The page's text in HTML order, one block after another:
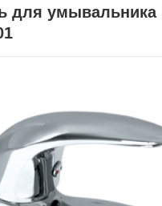
для умывальника